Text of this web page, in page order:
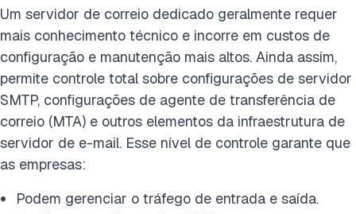
Um servidor de correio dedicado geralmente requer
mais conhecimento técnico e incorre em custos de
configuração e manutenção mais altos. Ainda assim,
permite controle total sobre configurações de servidor
SMTP, configurações de agente de transferência de
correio (MTA) e outros elementos da infraestrutura de
servidor de e-mail. Esse nível de controle garante que
as empresas:
Podem gerenciar o tráfego de entrada e saída.